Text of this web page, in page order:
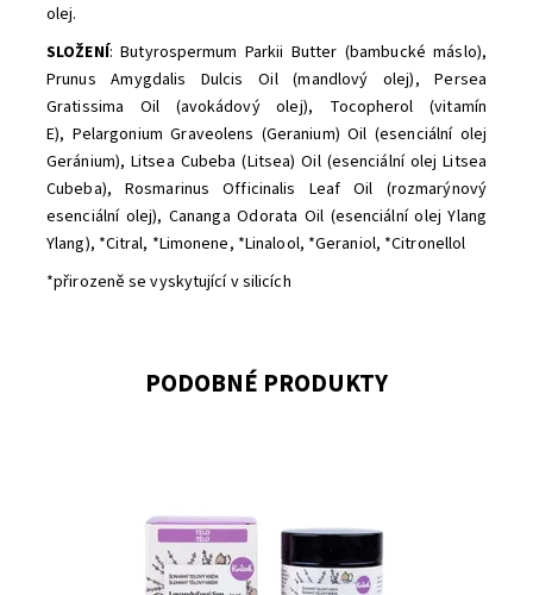
olej.
SLOŽENÍ: Butyrospermum Parkii Butter (bambucké máslo),
Prunus Amygdalis Dulcis Oil (mandlový olej), Persea
Gratissima Oil (avokádový olej), Tocopherol (vitamín
E), Pelargonium Graveolens (Geranium) Oil (esenciální olej
Geránium), Litsea Cubeba (Litsea) Oil (esenciální olej Litsea
Cubeba), Rosmarinus Officinalis Leaf Oil (rozmarýnový
esenciální olej), Cananga Odorata Oil (esenciální olej Ylang
Ylang), *Citral, *Limonene, *Linalool, *Geraniol, *Citronellol
*přirozeně se vyskytující v silicích
PODOBNÉ PRODUKTY